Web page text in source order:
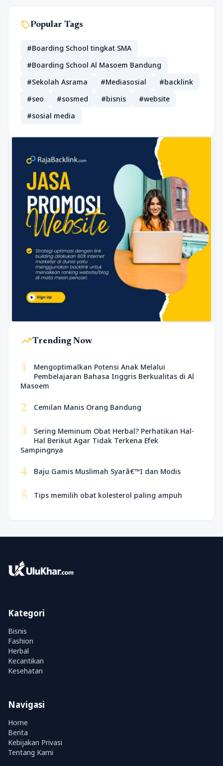
sellPopular Tags
#Boarding School tingkat SMA
#Boarding School Al Masoem Bandung
#Sekolah Asrama
#Mediasosial
#backlink
#seo
#sosmed #bisnis
#website
#sosial media
trending_upTrending Now
1
Mengoptimalkan Potensi Anak Melalui
Pembelajaran Bahasa Inggris Berkualitas di Al
Masoem
2 Cemilan Manis Orang Bandung
3
Sering Meminum Obat Herbal? Perhatikan Hal-
Hal Berikut Agar Tidak Terkena Efek
Sampingnya
4 Baju Gamis Muslimah Syarâ€™I dan Modis
5 Tips memilih obat kolesterol paling ampuh
Kategori
Bisnis
Fashion
Herbal
Kecantikan
Kesehatan
Navigasi
Home
Berita
Kebijakan Privasi
Tentang Kami